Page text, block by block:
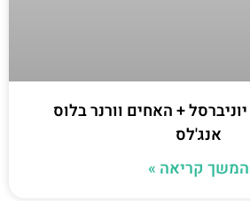
+ האחים וורנר בלוס
אנג'לס
המשך קריאה »